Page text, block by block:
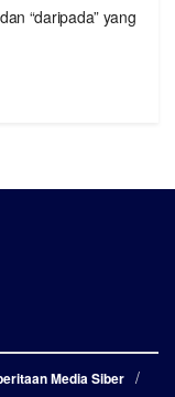
“daripada” yang
Media Siber